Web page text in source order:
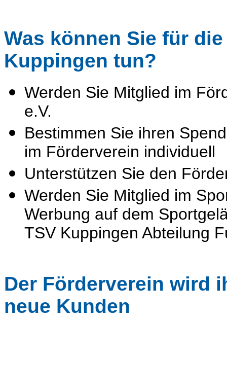
Was können Sie für
Kuppingen tun?
Werden Sie Mitglied im
e.V.
Bestimmen Sie ihren
im Förderverein individuell
Unterstützen Sie den
Werden Sie Mitglied im
Werbung auf dem
TSV Kuppingen Abteilung
Der Förderverein wird
neue Kunden